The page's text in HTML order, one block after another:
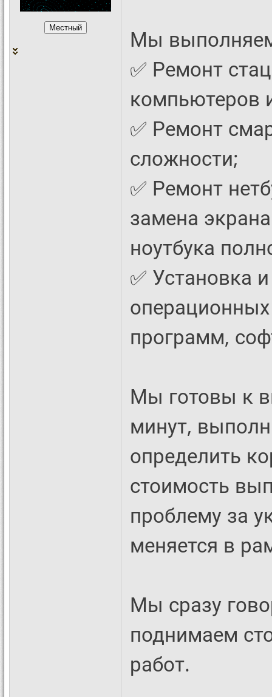
Мы
✅ Ремонт
компьютеров
✅ Ремонт
сложности;
✅ Ремонт
замена
ноутбука
✅ Установка
программ,
Мы готовы к
минут,
определить
стоимость
проблему за
меняется в
Мы сразу
поднимаем
работ.